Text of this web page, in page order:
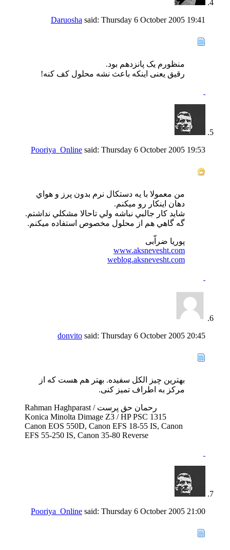
Daruosha said: Thursday 6 October 2005 19:41
منظورم یک پانزدهم بود.
رقیق یعنی اینکه باعث نشه محلول کف کنه!
Pooriya_Online said: Thursday 6 October 2005 19:53
من معمولا با يه دستكال نرم بدون پرز و هواي
دهان اينكار رو ميكنم.
شايد كار جالبي نباشه ولي تاحالا مشكلي نداشتم.
گه گاهي هم از محلول مخصوص استفاده ميكنم.
پوریا ضراّبی
www.aksnevesht.com
weblog.aksnevesht.com
donvito said: Thursday 6 October 2005 20:45
بهترین چیز الکل سفیده. بهتر هم هست که از
مرکز به اطراف تمیز کنی.
رحمان حق پرست / Rahman Haghparast
Konica Minolta Dimage Z3 / HP PSC 1315
Canon EOS 550D, Canon EFS 18-55 IS, Canon
EFS 55-250 IS, Canon 35-80 Reverse
Pooriya_Online said: Thursday 6 October 2005 21:00